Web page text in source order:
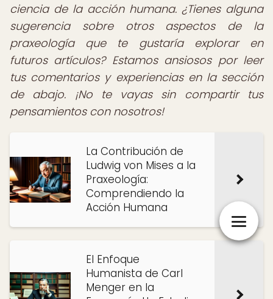
ciencia de la acción humana. ¿Tienes alguna
sugerencia sobre otros aspectos de la
praxeología que te gustaría explorar en
futuros artículos? Estamos ansiosos por leer
tus comentarios y experiencias en la sección
de abajo. ¡No te vayas sin compartir tus
pensamientos con nosotros!
La Contribución de
Ludwig von Mises a la
Praxeología:
Comprendiendo la
Acción Humana
El Enfoque
Humanista de Carl
Menger en la